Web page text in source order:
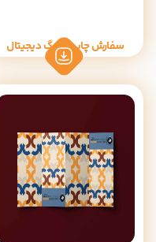
سفارش چاپ سربرگ دیجیتال